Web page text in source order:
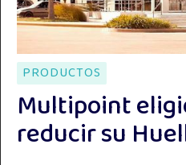
PRODUCTOS
Multipoint
reducir su